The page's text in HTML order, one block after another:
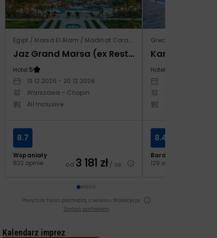
Egipt / Marsa El Alam / Madinat Coraya
Jaz Grand Marsa (ex Resta Grand Resort)
Hotel:5
13.12.2026 - 20.12.2026
Warszawa - Chopin
All Inclusive
Wspaniały
832 opinie
8.7
od 3 181 zł/ os.
Grecja / Samos /
Kampos
Hotel:
Warszawa -
Bardzo dobry
129 opinii
8.4
Powyższe treści pochodzą z serwisu Wakacje.pl
Zostań partnerem
Kalendarz imprez